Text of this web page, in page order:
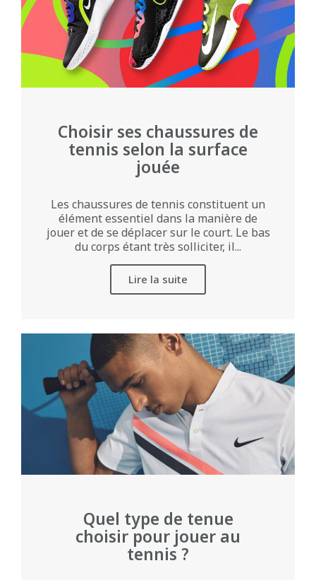
Choisir ses chaussures de
tennis selon la surface
jouée
Les chaussures de tennis constituent un
élément essentiel dans la manière de
jouer et de se déplacer sur le court. Le bas
du corps étant très solliciter, il...
Lire la suite
Quel type de tenue
choisir pour jouer au
tennis ?